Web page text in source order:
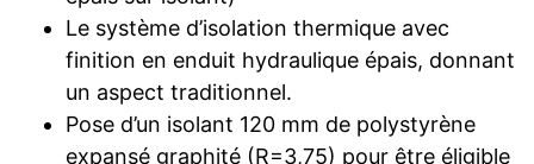
Le système d’isolation thermique avec
finition en enduit hydraulique épais, donnant
un aspect traditionnel.
Pose d’un isolant 120 mm de polystyrène
expansé graphité (R=3,75) pour être éligible